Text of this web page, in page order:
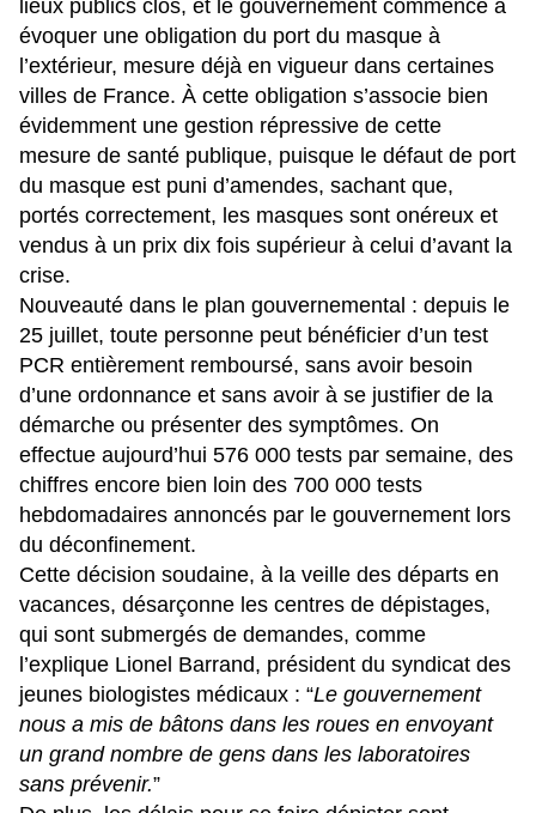
lieux publics clos, et le gouvernement commence à
évoquer une obligation du port du masque à
l’extérieur, mesure déjà en vigueur dans certaines
villes de France. À cette obligation s’associe bien
évidemment une gestion répressive de cette
mesure de santé publique, puisque le défaut de port
du masque est puni d’amendes, sachant que,
portés correctement, les masques sont onéreux et
vendus à un prix dix fois supérieur à celui d’avant la
crise.
Nouveauté dans le plan gouvernemental : depuis le
25 juillet, toute personne peut bénéficier d’un test
PCR entièrement remboursé, sans avoir besoin
d’une ordonnance et sans avoir à se justifier de la
démarche ou présenter des symptômes. On
effectue aujourd’hui 576 000 tests par semaine, des
chiffres encore bien loin des 700 000 tests
hebdomadaires annoncés par le gouvernement lors
du déconfinement.
Cette décision soudaine, à la veille des départs en
vacances, désarçonne les centres de dépistages,
qui sont submergés de demandes, comme
l’explique Lionel Barrand, président du syndicat des
jeunes biologistes médicaux : “Le gouvernement
nous a mis de bâtons dans les roues en envoyant
un grand nombre de gens dans les laboratoires
sans prévenir.”